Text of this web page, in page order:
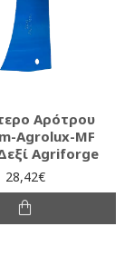
Αρότρου
Agrolux-MF
Agriforge
28,42€